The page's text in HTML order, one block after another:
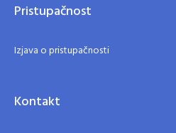
Pristupačnost
Izjava o pristupačnosti
Kontakt